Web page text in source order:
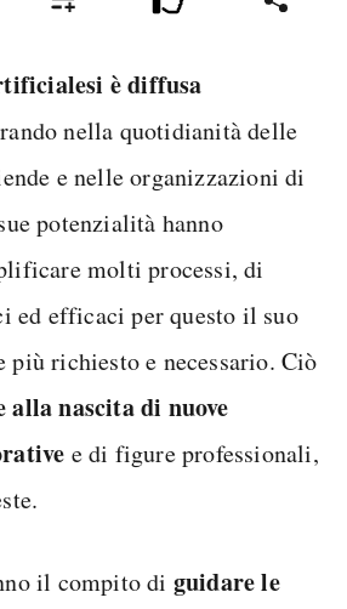
si è diffusa
nella quotidianità delle
e nelle organizzazioni di
potenzialità hanno
molti processi, di
ed efficaci per questo il suo
più richiesto e necessario. Ciò
alla nascita di nuove
e di figure professionali,
il compito di guidare le